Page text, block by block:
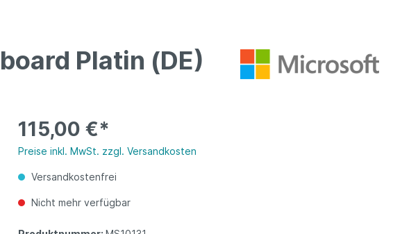
Generation Adapter
Platin (DE)
115,00 €*
Preise inkl. MwSt. zzgl. Versandkosten
Versandkostenfrei
Nicht mehr verfügbar